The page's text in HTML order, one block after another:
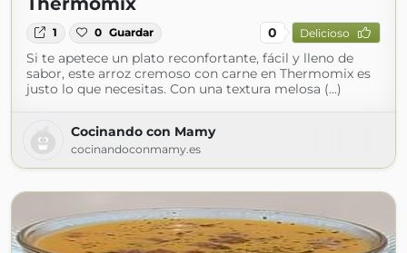
1 0 Guardar 0 Delicioso
Si te apetece un plato reconfortante, fácil y lleno de
sabor, este arroz cremoso con carne en Thermomix es
justo lo que necesitas. Con una textura melosa (...)
Cocinando con Mamy
cocinandoconmamy.es